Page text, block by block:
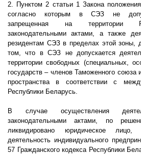
2. Пунктом 2 статьи 1 Закона
согласно которым в СЭЗ не
запрещенная на территории
законодательными актами, а также
резидентам СЭЗ в пределах этой зоны,
том, что в СЭЗ не допускается
территории свободных (специальных,
государств – членов Таможенного союза
пространства в соответствии с
Республики Беларусь.
В случае осуществления
законодательными актами, по
ликвидировано юридическое
деятельность индивидуального
57 Гражданского кодекса Республики